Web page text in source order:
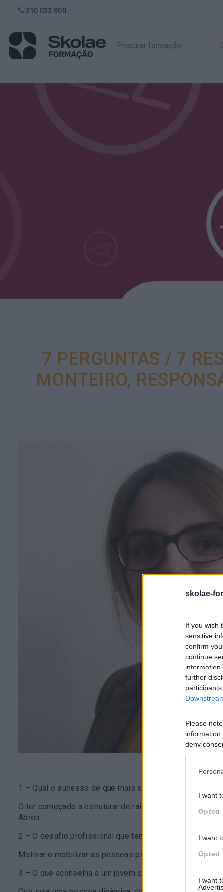
skolae-
If you wish
sensitive
confirm
continue
information
further
Please
information
deny
in below
I want
Opted
I want
Opted
I want
210 033 800
7 PERGUNTAS / 7
MONTEIRO,
1 – Qual o sucesso de que mais se orgulha?
O ter começado a estruturar de raiz uma Academia de
Abreu.
2 – O desafio profissional que tem que enfrentar hoje?
Motivar e mobilizar as pessoas para a importância da
3 – O que aconselha a um jovem que começa a trabalhar?